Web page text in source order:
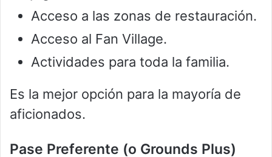
Acceso a las zonas de restauración.
Acceso al Fan Village.
Actividades para toda la familia.
Es la mejor opción para la mayoría de
aficionados.
Pase Preferente (o Grounds Plus)